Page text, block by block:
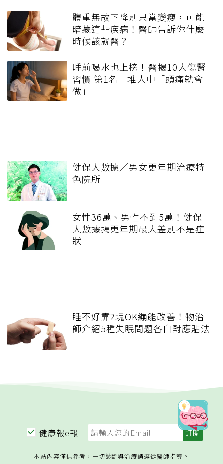
體重無故下降別只當變瘦，可能
暗藏這些疾病！醫師告訴你什麼
時候該就醫？
睡前喝水也上榜！醫揭10大傷腎
習慣 第1名一堆人中「頭痛就會
做」
健保大數據／男女更年期治療特
色院所
女性36萬、男性不到5萬！健保
大數據揭更年期最大差別不是症
狀
睡不好靠2塊OK繃能改善！物治
師介紹5種失眠問題各自對應貼法
健康報e報
本站內容僅供參考，一切診斷與治療請遵從醫師指導。